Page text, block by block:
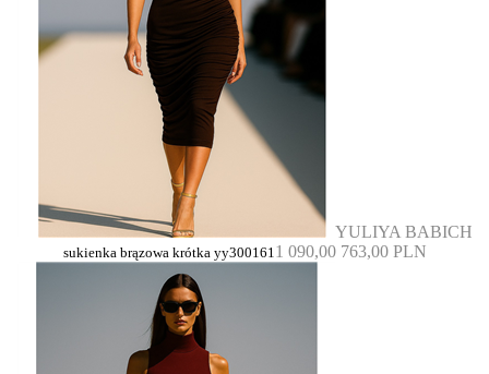
YULIYA BABICH
sukienka brązowa krótka yy3001611 090,00 763,00 PLN